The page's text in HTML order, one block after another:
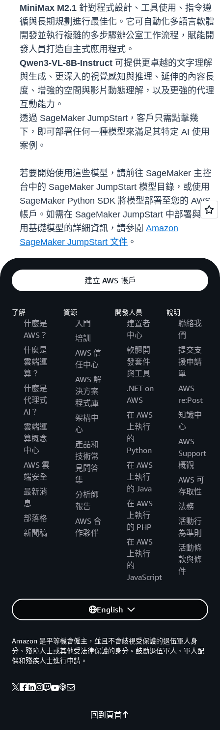
MiniMax M2.1 針對程式設計、工具使用、指令遵
循與長期規劃進行最佳化。它可自動化多語言軟體
開發並執行複雜的多步驟辦公室工作流程，賦能開
發人員打造自主式應用程式。
Qwen3-VL-8B-Instruct 可提供更卓越的文字理解
與生成、更深入的視覺感知與推理、延伸的內容長
度、增強的空間與影片動態理解，以及更強的代理
互動能力。
透過 SageMaker JumpStart，客戶只需點擊幾
下，即可部署任何一種模型來滿足其特定 AI 使用
案例。
若要開始使用這些模型，請前往 SageMaker 主控
台中的 SageMaker JumpStart 模型目錄，或使用
SageMaker Python SDK 將模型部署至您的 AWS
帳戶。如需在 SageMaker JumpStart 中部署與使
用基礎模型的詳細資訊，請參閱 Amazon
SageMaker JumpStart 文件 。
建立 AWS 帳戶
了解
什麼是
AWS？
什麼是
雲端運
算？
什麼是
代理式
AI？
雲端運
算概念
中心
AWS 雲
端安全
最新消
息
部落格
新聞稿
資源
入門
培訓
AWS 信
任中心
AWS 解
決方案
程式庫
架構中
心
產品和
技術常
見問答
集
分析師
報告
AWS 合
作夥伴
開發人員
建置者
中心
軟體開
發套件
與工具
.NET on
AWS
在 AWS
上執行
的
Python
在 AWS
上執行
的 Java
在 AWS
上執行
的 PHP
在 AWS
上執行
的
JavaScript
說明
聯絡我
們
提交支
援申請
單
AWS
re:Post
知識中
心
AWS
Support
概觀
AWS 可
存取性
法務
活動行
為準則
活動條
款與條
件
English
回到頁首
Amazon 是平等機會僱主，並且不會歧視受保護的退伍軍人身
分、殘障人士或其他受法律保護的身分。鼓勵退伍軍人、軍人配
偶和殘疾人士進行申請。